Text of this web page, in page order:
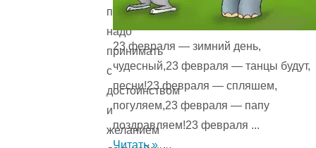
поражение
надо
принимать
с
достоинством
и
желанием
23 февраля — зимний день,
чудесный,23 февраля — танцы будут,
песни!23 февраля — спляшем,
погуляем,23 февраля — папу
поздравляем!23 февраля ...
Читать »